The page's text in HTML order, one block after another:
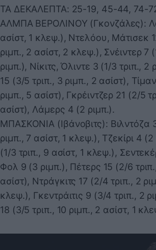
ΤΑ ΔΕΚΑΛΕΠΤΑ: 25-19, 45-44, 74-
ΑΛΜΠΑ ΒΕΡΟΛΙΝΟΥ (Γκονζάλες):
ασίστ, 1 κλεψ.), Ντελόου, Μάτισεκ
ριμπ., 2 ασίστ, 2 κλεψ.), Σνέιντερ 7
ριμπ.), Νίκιτς, Όλιντε 3 (1/3 τριπ., 2
15 (3/5 τριπ., 3 ριμπ., 2 ασίστ),
ριμπ., 5 ασίστ), Γκρέιντζερ 21 (2/5
ασίστ), Λάμερς 4 (2 ριμπ.).
ΜΠΑΣΚΟΝΙΑ (Ιβάνοβιτς): Βιλντόζα
ριμπ., 7 ασίστ, 1 κλεψ.), Τζεκίρι 4 (2
(1/3 τριπ., 9 ασίστ, 1 κλεψ.),
Φολ 9 (3 ριμπ.), Πέτερς 15 (2/6
ασίστ), Ντράγκιτς 17 (2/4 τριπ., 2
κλεψ.), Γκεντράιτις 9 (3/4 τριπ., 2
18 (3/5 τριπ., 10 ριμπ., 2 ασίστ, 1